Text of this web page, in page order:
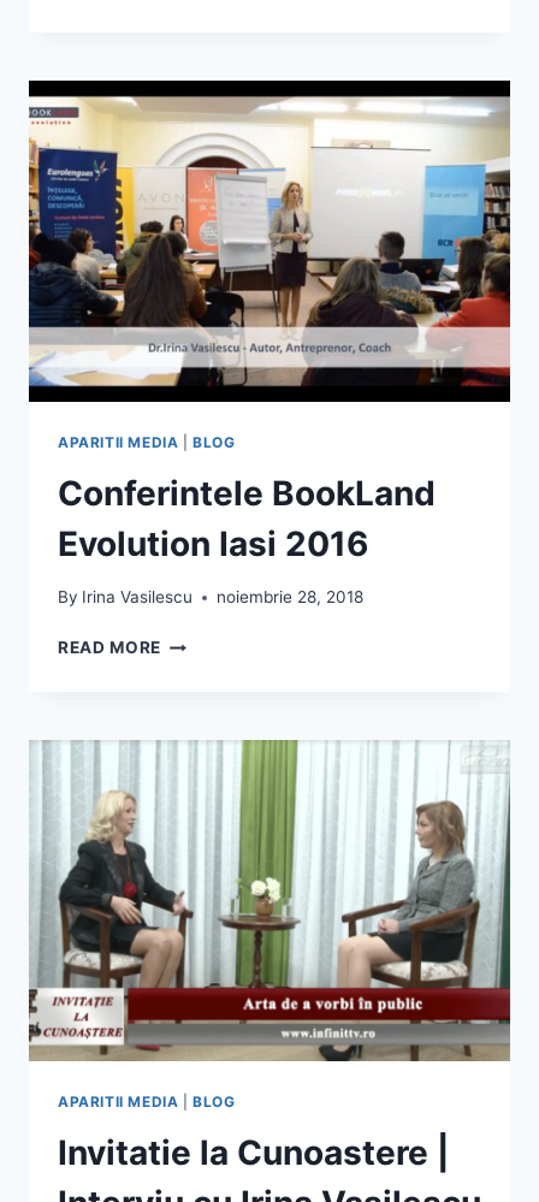
IASULUI
DIGI24
TV
APARITII MEDIA |BLOG
Conferintele BookLand
Evolution Iasi 2016
By Irina Vasilescu noiembrie 28, 2018
READ MORE CONFERINTELE
2016
APARITII MEDIA |BLOG
Invitatie la Cunoastere |